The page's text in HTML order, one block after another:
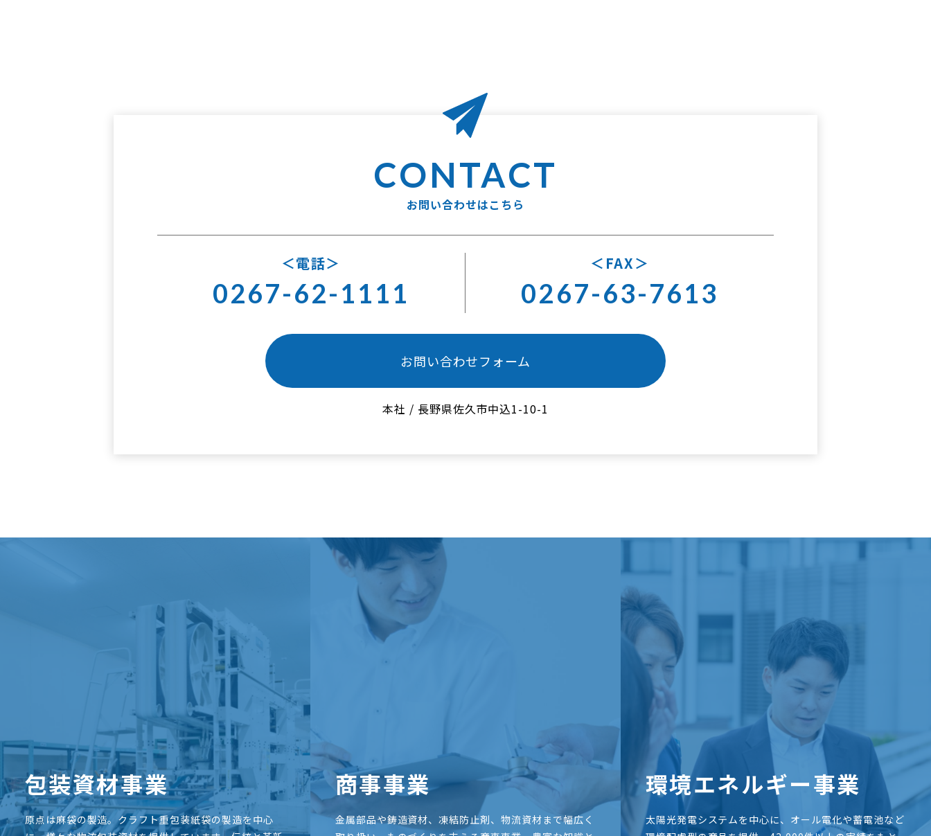
お問い合わせはこちら
電話
0267-62-1111
FAX
0267-63-7613
お問い合わせフォーム
本社 / 長野県佐久市中込1-10-1
包装資材事業
原点は麻袋の製造。クラフト重包装紙袋の製造を中心
商事事業
金属部品や鋳造資材、凍結防止剤、物流資材まで幅広く
環境エネルギー事業
太陽光発電システムを中心に、オール電化や蓄電池など